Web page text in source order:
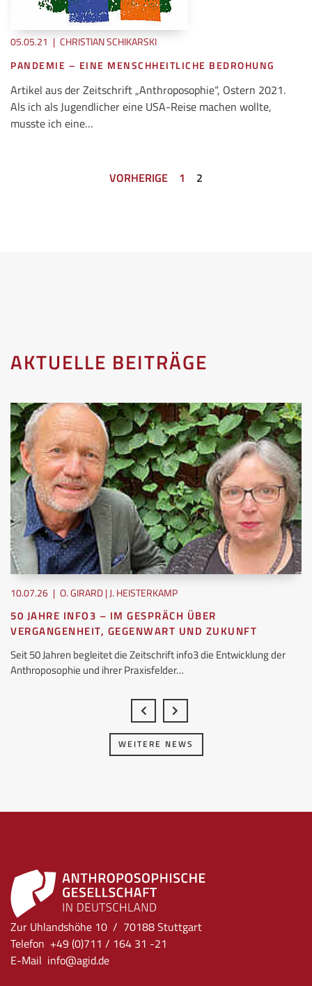
05.05.21 | CHRISTIAN SCHIKARSKI
PANDEMIE – EINE MENSCHHEITLICHE BEDROHUNG
Artikel aus der Zeitschrift „Anthroposophie“, Ostern 2021.
Als ich als Jugendlicher eine USA-Reise machen wollte,
musste ich eine…
VORHERIGE 1 2
AKTUELLE BEITRÄGE
10.07.26 | O. GIRARD | J. HEISTERKAMP
50 JAHRE INFO3 – IM GESPRÄCH ÜBER
VERGANGENHEIT, GEGENWART UND ZUKUNFT
Seit 50 Jahren begleitet die Zeitschrift info3 die Entwicklung der
Anthroposophie und ihrer Praxisfelder…
WEITERE NEWS
Zur Uhlandshöhe 10 / 70188 Stuttgart
Telefon +49 (0)711 / 164 31 -21
E-Mail info@agid.de